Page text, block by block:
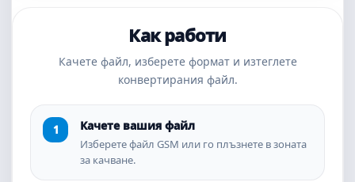
Как работи
Качете файл, изберете формат и изтеглете
конвертирания файл.
Качете вашия файл
Изберете файл GSM или го плъзнете в зоната
за качване.